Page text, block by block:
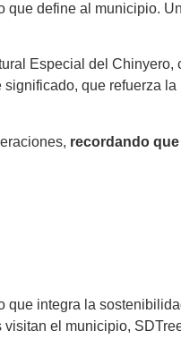
define al municipio.
Especial del
que refuerza
recordando
que integra la
el municipio,